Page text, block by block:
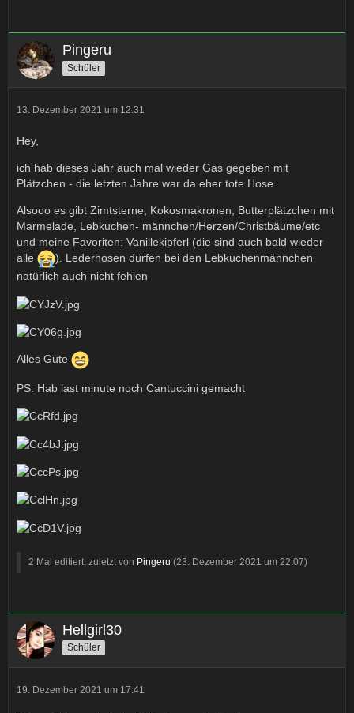
Pingeru
Schüler
13. Dezember 2021 um 12:31
Hey,
ich hab dieses Jahr auch mal wieder Gas gegeben mit
Plätzchen - die letzten Jahre war da eher tote Hose.
Alsooo es gibt Zimtsterne, Kokosmakronen, Butterplätzchen mit
Marmelade, Lebkuchen- männchen/Herzen/Christbäume/etc
und meine Favoriten: Vanillekipferl (die sind auch bald wieder
alle
). Lederhosen dürfen bei den Lebkuchenmännchen
natürlich auch nicht fehlen
Alles Gute
PS: Hab last minute noch Cantuccini gemacht
2 Mal editiert, zuletzt von Pingeru (23. Dezember 2021 um 22:07)
Hellgirl30
Schüler
19. Dezember 2021 um 17:41